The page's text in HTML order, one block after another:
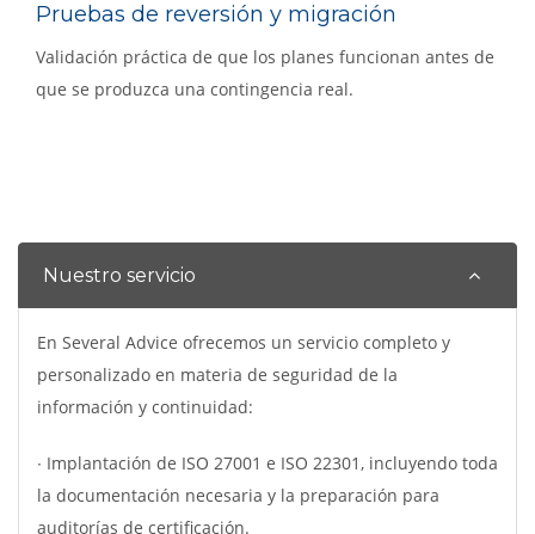
Pruebas de reversión y migración
Validación práctica de que los planes funcionan antes de
que se produzca una contingencia real.
Nuestro servicio
En Several Advice ofrecemos un servicio completo y
personalizado en materia de seguridad de la
información y continuidad:
∙ Implantación de ISO 27001 e ISO 22301, incluyendo toda
la documentación necesaria y la preparación para
auditorías de certificación.